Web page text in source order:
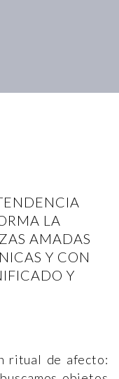
LA
AMADAS
Y CON
Y
ritual de afecto: